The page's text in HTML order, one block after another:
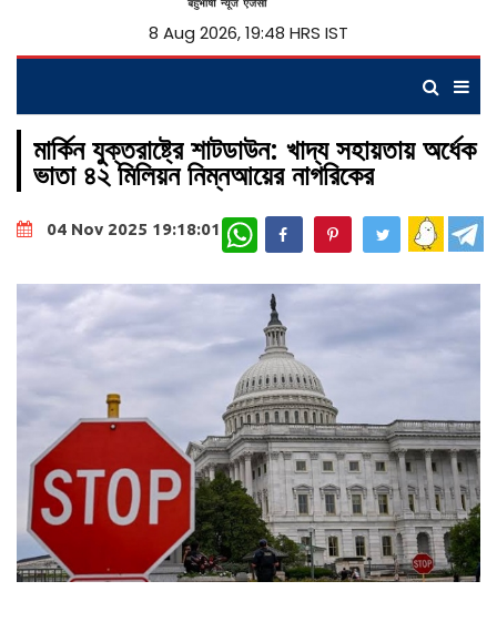
8 Aug 2026, 19:48 HRS IST
মার্কিন যুক্তরাষ্ট্রে শাটডাউন: খাদ্য সহায়তায় অর্ধেক
ভাতা ৪২ মিলিয়ন নিম্নআয়ের নাগরিকের
04 Nov 2025 19:18:01 WhatsApp